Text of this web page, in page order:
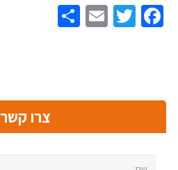
Facebook
Twitter
Email
צרו קשר